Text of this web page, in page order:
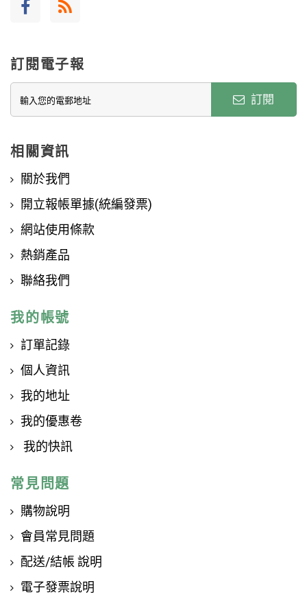
訂閱電子報
訂閱
相關資訊
關於我們
開立報帳單據(統編發票)
網站使用條款
熱銷產品
聯絡我們
我的帳號
訂單記錄
個人資訊
我的地址
我的優惠卷
我的快訊
常見問題
購物說明
會員常見問題
配送/結帳 說明
電子發票說明